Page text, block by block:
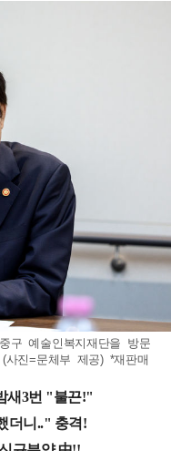
구 예술인복지재단을 방문
진=문체부 제공) *재판매